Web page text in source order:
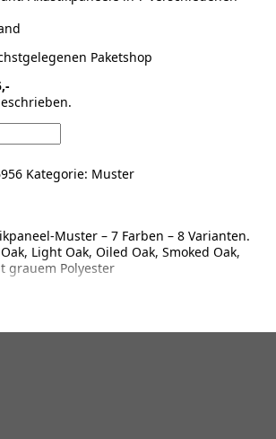
Paketshop
Kategorie: Muster
Muster – 7 Farben – 8 Varianten.
Light Oak, Oiled Oak, Smoked Oak,
grauem Polyester